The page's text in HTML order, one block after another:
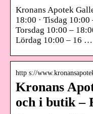
Kronans Apotek
18:00 · Tisdag 10:00
Torsdag 10:00 –
Lördag 10:00 – 16 …
http s://
Kronans
och i butik